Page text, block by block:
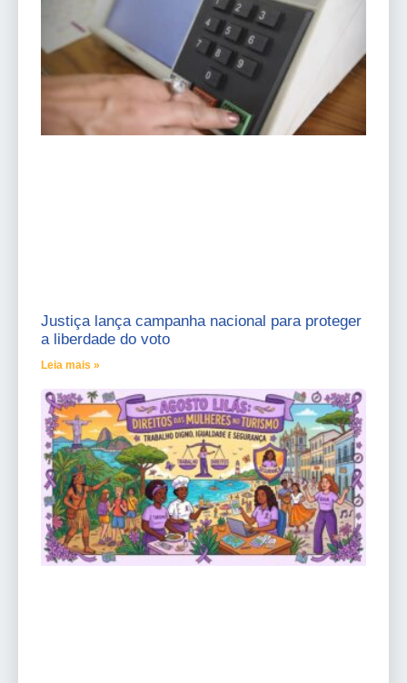
Justiça lança campanha nacional para proteger
a liberdade do voto
Leia mais »